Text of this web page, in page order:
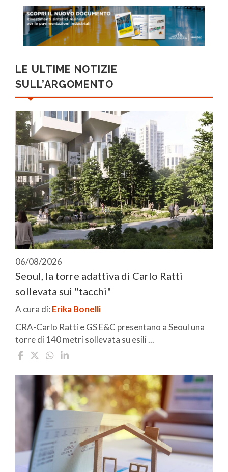
LE ULTIME NOTIZIE
SULL’ARGOMENTO
06/08/2026
Seoul, la torre adattiva di Carlo Ratti
sollevata sui "tacchi"
A cura di: Erika Bonelli
CRA-Carlo Ratti e GS E&C presentano a Seoul una
torre di 140 metri sollevata su esili ...